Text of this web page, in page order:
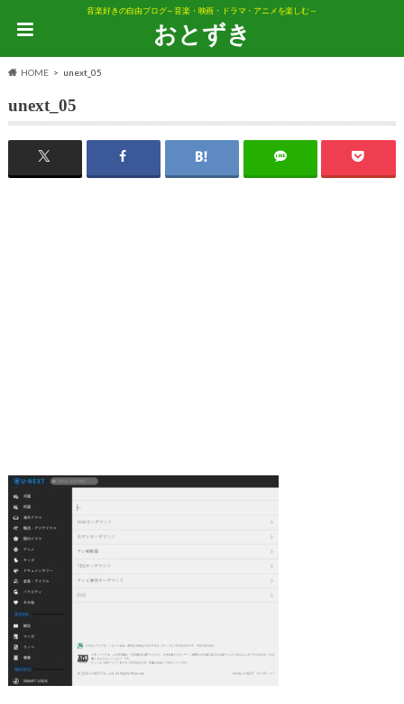
音楽好きの自由ブログ～音楽・映画・ドラマ・アニメを楽しむ～
おとずき
HOME unext_05
unext_05